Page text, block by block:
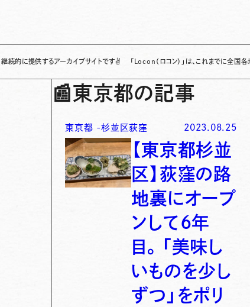
アーカイブサイトです✌ 「Locon（ロコン）」は、これまでに全国各地で発信され
📰東京都の記事
東京都 -杉並区荻窪 2023.08.25
【東京都杉並
区】荻窪の路
地裏にオープ
ンして６年
目。「美味し
いものを少し
ずつ」をポリ